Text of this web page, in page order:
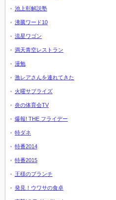
池上彰解説塾
沸騰ワード10
流星ワゴン
満天青空レストラン
漫勉
激レアさんを連れてきた
火曜サプライズ
炎の体育会TV
爆報! THE フライデー
特ダネ
特番2014
特番2015
王様のブランチ
発見！ウワサの食卓